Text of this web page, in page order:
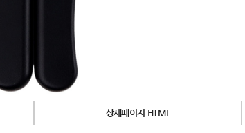
상세페이지 HTML